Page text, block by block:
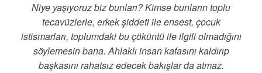
Niye yaşıyoruz biz bunları? Kimse bunların toplu
tecavüzlerle, erkek şiddeti ile ensest, çocuk
istismarları, toplumdaki bu çöküntü ile ilgili olmadığını
söylemesin bana. Ahlaklı insan kafasını kaldırıp
başkasını rahatsız edecek bakışlar da atmaz.